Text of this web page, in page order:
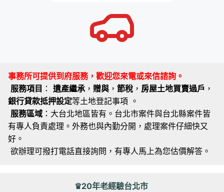
事務所可提供到府服務，歡迎您來電或來信諮詢。
服務項目 ： 遺產繼承 ， 贈與 ， 節稅 ， 房屋土地買賣過戶 ，
銀行貸款抵押設定等土地登記事項 。
服務區域 ：大台北地區皆有。台北市案件與台北縣案件皆
有專人負責處理。外務也與內勤分開，處理案件仔細快又
好。
欲辦理可撥打電話直接詢問，有專人馬上為您估價解答。
♛20年老經驗台北市